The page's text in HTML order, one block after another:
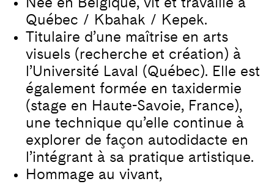
Née en Belgique, vit et travaille à
Québec / Kbahak / Kepek.
Titulaire d’une maîtrise en arts
visuels (recherche et création) à
l’Université Laval (Québec). Elle est
également formée en taxidermie
(stage en Haute-Savoie, France),
une technique qu’elle continue à
explorer de façon autodidacte en
l’intégrant à sa pratique artistique.
Hommage au vivant,